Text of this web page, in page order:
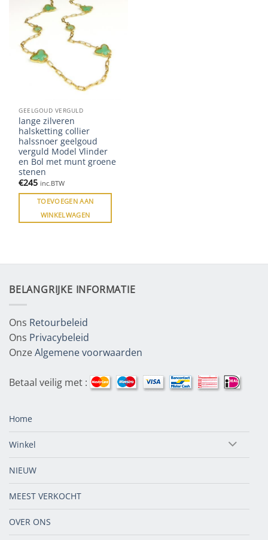
GEELGOUD VERGULD
lange zilveren
halsketting collier
halssnoer geelgoud
verguld Model Vlinder
en Bol met munt groene
stenen
€245 inc.BTW
TOEVOEGEN AAN
WINKELWAGEN
BELANGRIJKE INFORMATIE
Ons Retourbeleid
Ons Privacybeleid
OnzeAlgemene voorwaarden
Betaal veilig met :
Home
Winkel
NIEUW
MEEST VERKOCHT
OVER ONS